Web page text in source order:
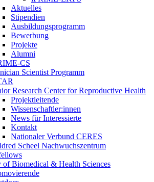
Aktuelles
Stipendien
Ausbildungsprogramm
Bewerbung
Projekte
Alumni
CS
Scientist Programm
Research Center for Reproductive Health
Projektleitende
Wissenschaftler:innen
News für Interessierte
Kontakt
Nationaler Verbund CERES
Scheel Nachwuchszentrum
of Biomedical & Health Sciences